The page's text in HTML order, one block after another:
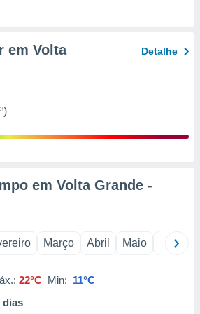
em Volta
Detalhe
em Volta Grande -
Março Abril Maio Junho
22°C Min: 11°C
dias